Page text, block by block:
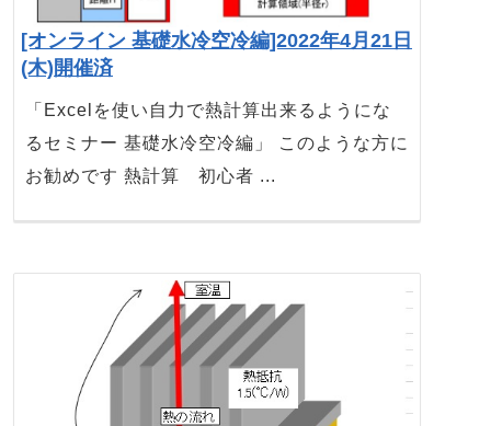
[オンライン 基礎水冷空冷編]2022年4月21日
(木)開催済
「Excelを使い自力で熱計算出来るようにな
るセミナー 基礎水冷空冷編」 このような方に
お勧めです 熱計算 初心者 ...